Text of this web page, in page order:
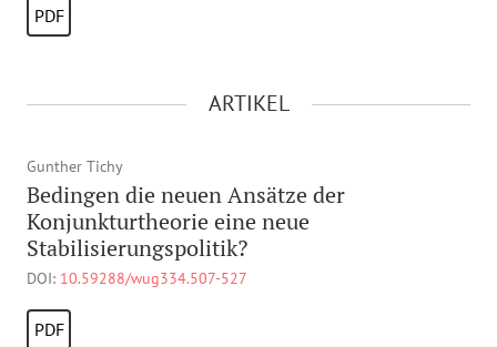
PDF
ARTIKEL
Gunther Tichy
Bedingen die neuen Ansätze der
Konjunkturtheorie eine neue
Stabilisierungspolitik?
DOI: 10.59288/wug334.507-527
PDF